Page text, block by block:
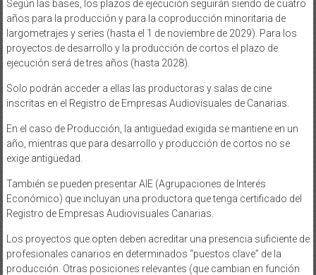
Según las bases, los plazos de ejecución seguirán siendo de cuatro
años para la producción y para la coproducción minoritaria de
largometrajes y series (hasta el 1 de noviembre de 2029). Para los
proyectos de desarrollo y la producción de cortos el plazo de
ejecución será de tres años (hasta 2028).
Solo podrán acceder a ellas las productoras y salas de cine
inscritas en el Registro de Empresas Audiovisuales de Canarias.
En el caso de Producción, la antigüedad exigida se mantiene en un
año, mientras que para desarrollo y producción de cortos no se
exige antigüedad.
También se pueden presentar AIE (Agrupaciones de Interés
Económico) que incluyan una productora que tenga certificado del
Registro de Empresas Audiovisuales Canarias.
Los proyectos que opten deben acreditar una presencia suficiente de
profesionales canarios en determinados “puestos clave” de la
producción. Otras posiciones relevantes (que cambian en función